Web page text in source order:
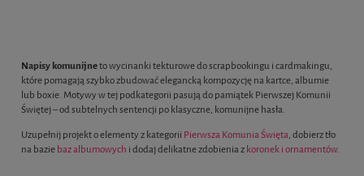
Napisy komunijneto wycinanki tekturowe do scrapbookingu i cardmakingu,
które pomagają szybko zbudować elegancką kompozycję na kartce, albumie
lub boxie. Motywy w tej podkategorii pasują do pamiątek Pierwszej Komunii
Świętej – od subtelnych sentencji po klasyczne, komunijne hasła.
Uzupełnij projekt o elementy z kategorii Pierwsza Komunia Święta, dobierz tło
na baziebaz albumowych i dodaj delikatne zdobienia zkoronek i ornamentów.